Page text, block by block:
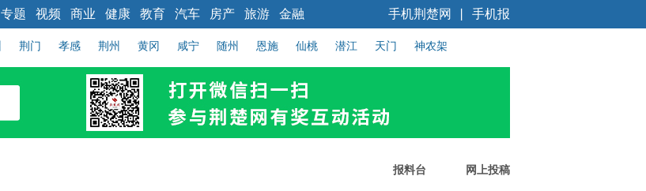
专题 视频 商业 健康 教育 汽车 房产 旅游 金融 手机报
手机荆楚网
荆门 孝感 荆州 黄冈 咸宁 随州 恩施 仙桃 潜江 天门 神农架
报料台 网上投稿